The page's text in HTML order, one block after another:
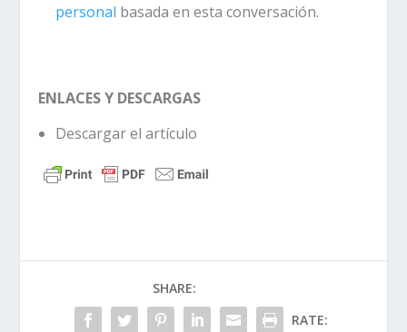
personal basada en esta conversación.
ENLACES Y DESCARGAS
Descargar el artículo
SHARE:
RATE: